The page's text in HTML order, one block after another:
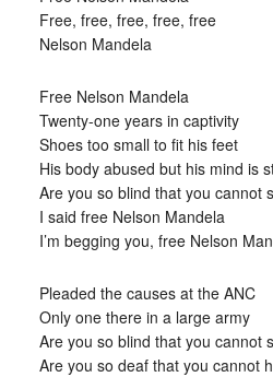
Free, free, free, free, free
Nelson Mandela
Free Nelson Mandela
Twenty-one years in captivity
Shoes too small to fit his feet
His body abused but his mind is
Are you so blind that you cannot
I said free Nelson Mandela
I’m begging you, free Nelson
Pleaded the causes at the ANC
Only one there in a large army
Are you so blind that you cannot
Are you so deaf that you cannot